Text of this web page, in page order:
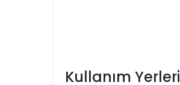
Kullanım Yerleri